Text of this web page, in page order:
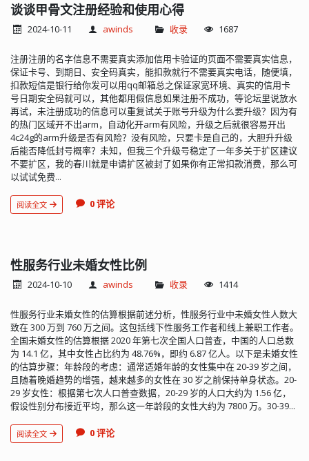
创性的工作而寻求聚光灯。尽管创造了
森一生都保持低调，对自己在 IBM 的长
代的到来时没有表现出任何痛苦或错失
机会的感觉。
谈谈甲骨文注册经验和使用心得
2024-10-11 awinds 收录 1687
注册注册的名字信息不需要真实添加信用卡验证的页面不需要真实信息，
保证卡号、到期日、安全码真实，能扣款就行不需要真实电话，随便填，
扣款短信是银行给你发可以用qq邮箱总之保证家宽环境、真实的信用卡
号日期安全码就可以，其他都用假信息如果注册不成功，等论坛里说放水
再试，未注册成功的信息可以重复试关于账号升级为什么要升级？因为有
的热门区域开不出arm，自动化开arm有风险，升级之后就很容易开出
4c24g的arm升级是否有风险？没有风险，只要卡是自己的，大胆升升级
后能否降低封号概率？未知，但我三个升级号稳定了一年多关于扩区建议
不要扩区，我的春川就是申请扩区被封了如果你有正常扣款消费，那么可
以试试免费...
阅读全文 0 评论
性服务行业未婚女性比例
2024-10-10 awinds 收录 1414
性服务行业未婚女性的估算根据前述分析，性服务行业中未婚女性人数大
致在 300 万到 760 万之间。这包括线下性服务工作者和线上兼职工作者。
全国未婚女性的估算根据 2020 年第七次全国人口普查，中国的人口总数
为 14.1 亿，其中女性占比约为 48.76%，即约 6.87 亿人。以下是未婚女性
的估算步骤：年龄段的考虑：通常适婚年龄的女性集中在 20-39 岁之间，
且随着晚婚趋势的增强，越来越多的女性在 30 岁之前保持单身状态。20-
29 岁女性：根据第七次人口普查数据，20-29 岁的人口大约为 1.56 亿，
假设性别分布接近平均，那么这一年龄段的女性大约为 7800 万。30-39...
阅读全文 0 评论